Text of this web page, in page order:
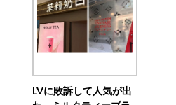
LVに敗訴して人気が出